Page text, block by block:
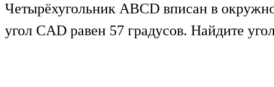
Четырёхугольник ABCD вписан в
угол CAD равен 57 градусов. Найдите